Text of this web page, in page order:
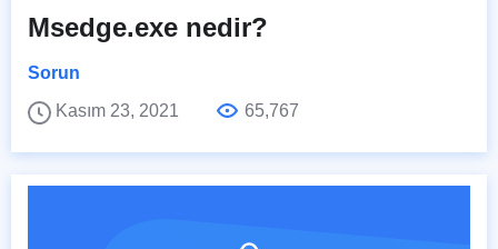
Msedge.exe nedir?
Sorun
Kasım 23, 2021
65,767